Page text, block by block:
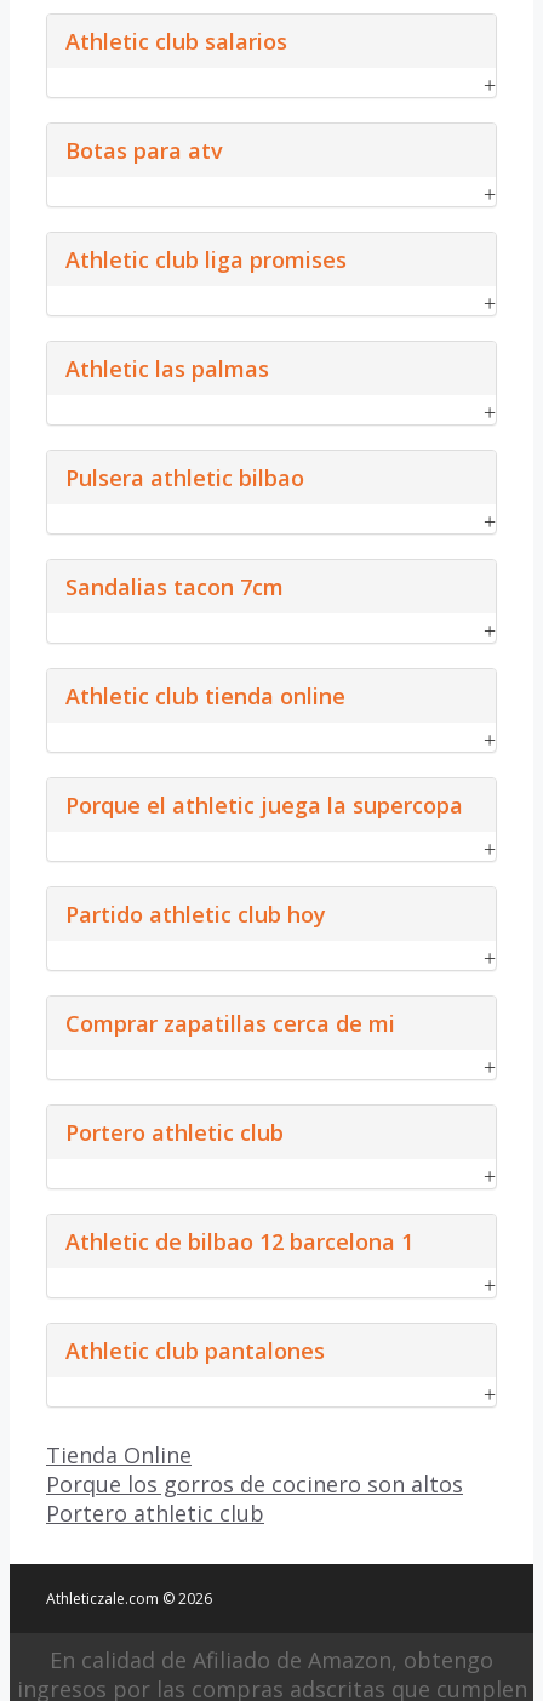
Athletic club salarios
Botas para atv
Athletic club liga promises
Athletic las palmas
Pulsera athletic bilbao
Sandalias tacon 7cm
Athletic club tienda online
Porque el athletic juega la supercopa
Partido athletic club hoy
Comprar zapatillas cerca de mi
Portero athletic club
Athletic de bilbao 12 barcelona 1
Athletic club pantalones
Categorías
Tienda Online
Porque los gorros de cocinero son altos
Portero athletic club
Athleticzale.com © 2026
En calidad de Afiliado de Amazon, obtengo
ingresos por las compras adscritas que cumplen